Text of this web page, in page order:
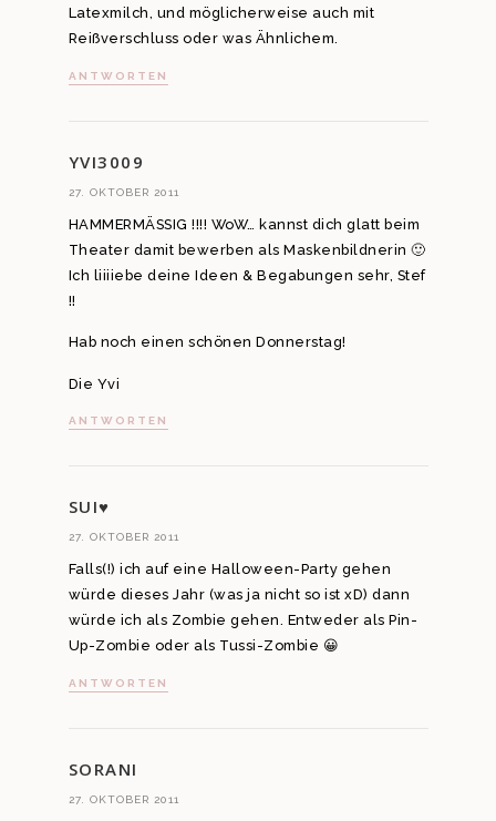
Latexmilch, und möglicherweise auch mit
Reißverschluss oder was Ähnlichem.
ANTWORTEN
YVI3009
27. OKTOBER 2011
HAMMERMÄSSIG !!!! WoW… kannst dich glatt beim
Theater damit bewerben als Maskenbildnerin 🙂
Ich liiiiebe deine Ideen & Begabungen sehr, Stef
!!
Hab noch einen schönen Donnerstag!
Die Yvi
ANTWORTEN
SUI♥
27. OKTOBER 2011
Falls(!) ich auf eine Halloween-Party gehen
würde dieses Jahr (was ja nicht so ist xD) dann
würde ich als Zombie gehen. Entweder als Pin-
Up-Zombie oder als Tussi-Zombie 😀
ANTWORTEN
SORANI
27. OKTOBER 2011